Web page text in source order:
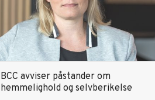
BCC avviser påstander om
hemmelighold og selvberikelse